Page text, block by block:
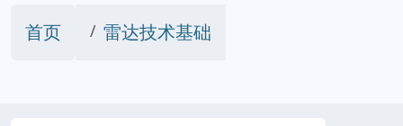
首页 雷达技术基础